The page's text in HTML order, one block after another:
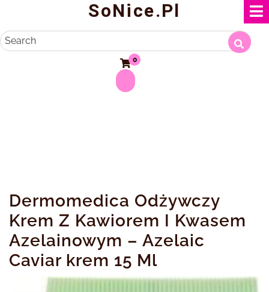
content
SoNice.pl
Search
0
Dermomedica Odżywczy
Krem ​​Z Kawiorem I Kwasem
Azelainowym – Azelaic
Caviar krem 15 Ml